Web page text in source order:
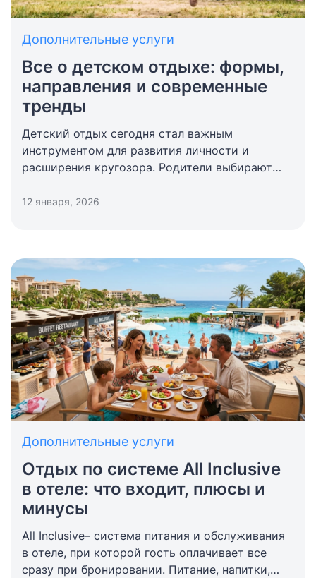
Дополнительные услуги
Все о детском отдыхе: формы,
направления и современные
тренды
Детский отдых сегодня стал важным
инструментом для развития личности и
расширения кругозора. Родители выбирают
развлечения, получение новых навыков и
получить заряд вдохновения на весь учебный
год.
12 января, 2026
Дополнительные услуги
Отдых по системе All Inclusive
в отеле: что входит, плюсы и
минусы
All Inclusive– система питания и обслуживания
в отеле, при которой гость оплачивает все
сразу при бронировании. Питание, напитки,